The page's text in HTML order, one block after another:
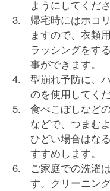
ようにしてくださ
帰宅時にはホコ
ますので、衣類
ラッシングをす
事ができます。
型崩れ予防に、
のを使用してくだ
食べこぼしなど
などで、つまむ
ひどい場合はな
すすめします。
ご家庭での洗濯
す。クリーニン